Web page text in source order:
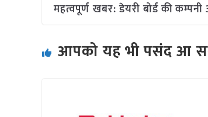
महत्वपूर्ण खबर: डेयरी बोर्ड की
आपको यह भी पसंद आ